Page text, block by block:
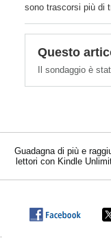
sono trascorsi più di
Questo
Il sondaggio è
Guadagna di più e
lettori con Kindle